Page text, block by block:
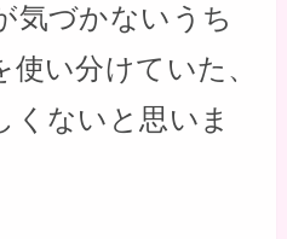
気づかないうち
い分けていた、
くないと思いま